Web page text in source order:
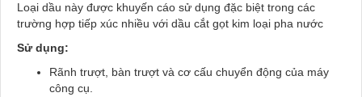
Loại dầu này được khuyến cáo sử dụng đặc biệt trong các
trường hợp tiếp xúc nhiều với dầu cắt gọt kim loại pha nước
Sử dụng:
Rãnh trượt, bàn trượt và cơ cấu chuyển động của máy
công cụ.